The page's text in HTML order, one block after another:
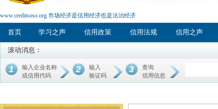
www.creditsoso.org 市场经济是信用经济也是法治经济
首页 学习之声 信用政策 信用法规 信用之声
滚动消息：
1
输入企业名称
或信用代码
2
输入
验证码
3
查询
信用信息